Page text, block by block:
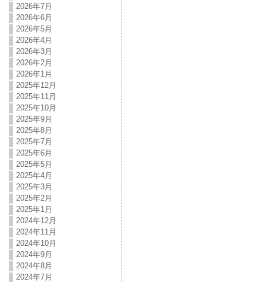
2026年7月
2026年6月
2026年5月
2026年4月
2026年3月
2026年2月
2026年1月
2025年12月
2025年11月
2025年10月
2025年9月
2025年8月
2025年7月
2025年6月
2025年5月
2025年4月
2025年3月
2025年2月
2025年1月
2024年12月
2024年11月
2024年10月
2024年9月
2024年8月
2024年7月